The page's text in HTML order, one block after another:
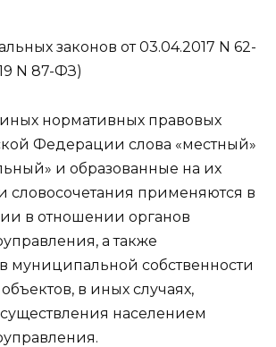
законов от 03.04.2017 N 62-
N 87-ФЗ)
иных нормативных правовых
Федерации слова «местный»
и образованные на их
словосочетания применяются в
в отношении органов
а также
муниципальной собственности
в иных случаях,
населением